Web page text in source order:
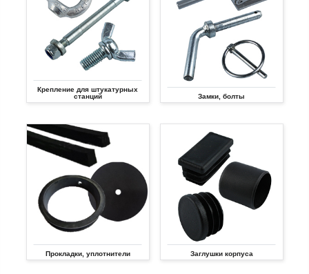
Крепление для штукатурных
станций
Замки, болты
Прокладки, уплотнители Заглушки корпуса